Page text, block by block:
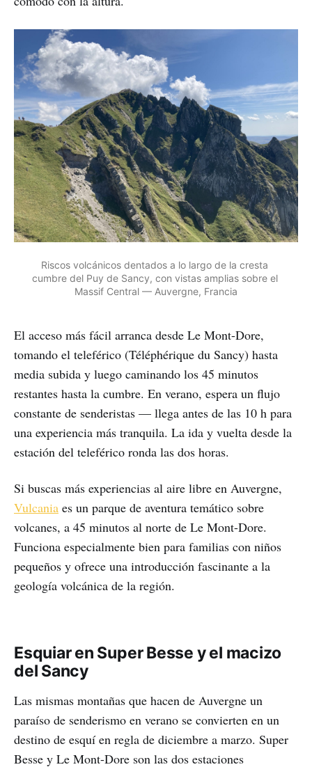
Riscos volcánicos dentados a lo largo de la cresta
cumbre del Puy de Sancy, con vistas amplias sobre el
Massif Central — Auvergne, Francia
El acceso más fácil arranca desde Le Mont-Dore,
tomando el teleférico (Téléphérique du Sancy) hasta
media subida y luego caminando los 45 minutos
restantes hasta la cumbre. En verano, espera un flujo
constante de senderistas — llega antes de las 10 h para
una experiencia más tranquila. La ida y vuelta desde la
estación del teleférico ronda las dos horas.
Si buscas más experiencias al aire libre en Auvergne,
Vulcania es un parque de aventura temático sobre
volcanes, a 45 minutos al norte de Le Mont-Dore.
Funciona especialmente bien para familias con niños
pequeños y ofrece una introducción fascinante a la
geología volcánica de la región.
Esquiar en Super Besse y el macizo
del Sancy
Las mismas montañas que hacen de Auvergne un
paraíso de senderismo en verano se convierten en un
destino de esquí en regla de diciembre a marzo. Super
Besse y Le Mont-Dore son las dos estaciones